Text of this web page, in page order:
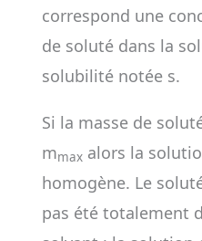
correspond une
de soluté dans la
solubilité notée s.
Si la masse de
mmaxalors la
homogène. Le
pas été totalement